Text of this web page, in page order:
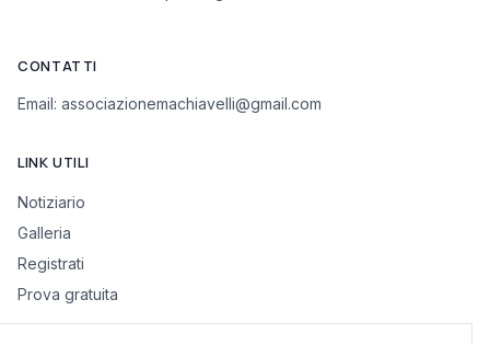
CONTATTI
Email: associazionemachiavelli@gmail.com
LINK UTILI
Notiziario
Galleria
Registrati
Prova gratuita